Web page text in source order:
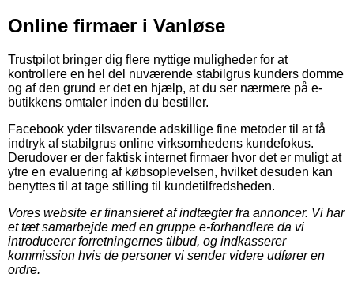
Online firmaer i Vanløse
Trustpilot bringer dig flere nyttige muligheder for at
kontrollere en hel del nuværende stabilgrus kunders domme
og af den grund er det en hjælp, at du ser nærmere på e-
butikkens omtaler inden du bestiller.
Facebook yder tilsvarende adskillige fine metoder til at få
indtryk af stabilgrus online virksomhedens kundefokus.
Derudover er der faktisk internet firmaer hvor det er muligt at
ytre en evaluering af købsoplevelsen, hvilket desuden kan
benyttes til at tage stilling til kundetilfredsheden.
Vores website er finansieret af indtægter fra annoncer. Vi har
et tæt samarbejde med en gruppe e-forhandlere da vi
introducerer forretningernes tilbud, og indkasserer
kommission hvis de personer vi sender videre udfører en
ordre.